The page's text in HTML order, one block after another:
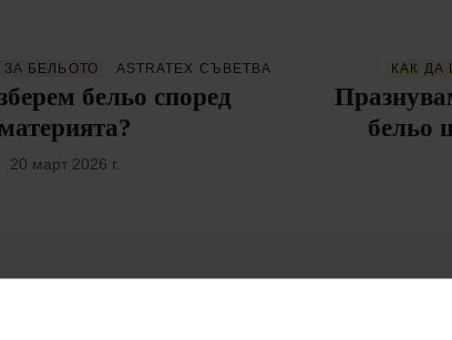
ЗА БЕЛЬОТО ASTRATEX СЪВЕТВA
бельо според
материята?
20 март 2026 г.
КАК ДА
бельо